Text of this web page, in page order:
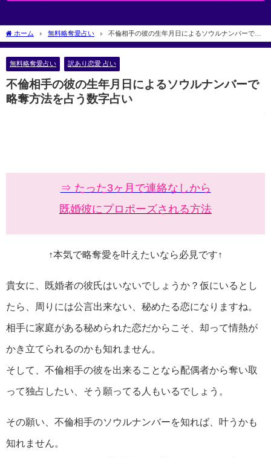
ホーム 無料略奪愛占い
不倫相手の彼の生年月日によるソウルナンバーで略
奪方法を占う数字占い
無料略奪愛占い 訳あり恋愛 占い
不倫相手の彼の生年月日によるソウルナンバーで
略奪方法を占う数字占い
⇒ たった3ヶ月で連絡なしから
既婚彼にプロポーズされる方法
↑本気で略奪愛を叶えたいなら必見です↑
貴女に、既婚者の彼氏はいないでしょうか？仮にいるとし
たら、周りには公言出来ない、秘めたる恋になりますね。
相手に家庭がある秘められた恋だからこそ、却って情熱が
かき立てられるのかも知れません。
そして、不倫相手の彼を出来ることなら配偶者から奪い取
って独占したい、そう願ってる人もいるでしょう。
その願い、不倫相手のソウルナンバーを知れば、叶うかも
知れません。